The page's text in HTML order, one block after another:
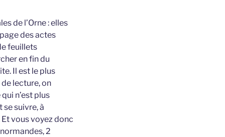
de l’Orne : elles
des actes
feuillets
en fin du
Il est le plus
lecture, on
n’est plus
suivre, à
vous voyez donc
2